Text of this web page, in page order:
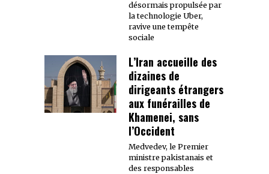
désormais propulsée par
la technologie Uber,
ravive une tempête
sociale
L’Iran accueille des
dizaines de
dirigeants étrangers
aux funérailles de
Khamenei, sans
l’Occident
Medvedev, le Premier
ministre pakistanais et
des responsables